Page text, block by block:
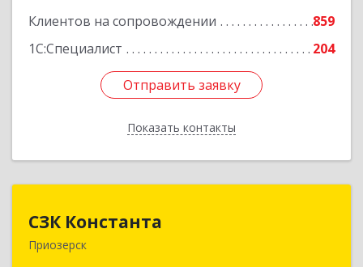
Клиентов на сопровождении
859
1С:Специалист
204
Отправить заявку
Показать контакты
Подробнее
Отправить заявку
Назад
СЗК Константа
Приозерск188760, Ленинградская обл, Приозерск г,